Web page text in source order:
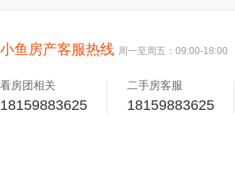
小鱼房产客服热线 周一至周五：09:00-18:00
看房团相关
18159883625
二手房客服
18159883625